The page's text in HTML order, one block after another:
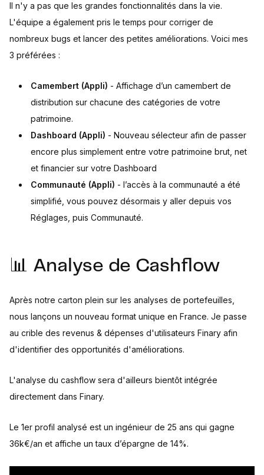
Il n'y a pas que les grandes fonctionnalités dans la vie.
L'équipe a également pris le temps pour corriger de
nombreux bugs et lancer des petites améliorations. Voici mes
3 préférées :
Camembert (Appli) - Affichage d’un camembert de
distribution sur chacune des catégories de votre
patrimoine.
Dashboard (Appli) - Nouveau sélecteur afin de passer
encore plus simplement entre votre patrimoine brut, net
et financier sur votre Dashboard
Communauté (Appli) - l’accès à la communauté a été
simplifié, vous pouvez désormais y aller depuis vos
Réglages, puis Communauté.
📊 Analyse de Cashflow
Après notre carton plein sur les analyses de portefeuilles,
nous lançons un nouveau format unique en France. Je passe
au crible des revenus & dépenses d'utilisateurs Finary afin
d'identifier des opportunités d'améliorations.
L'analyse du cashflow sera d'ailleurs bientôt intégrée
directement dans Finary.
Le 1er profil analysé est un ingénieur de 25 ans qui gagne
36k€/an et affiche un taux d’épargne de 14%.